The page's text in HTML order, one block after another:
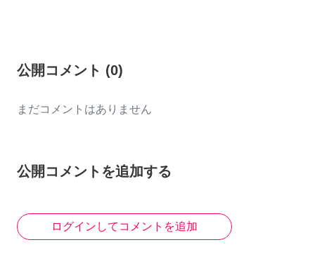
公開コメント (0)
まだコメントはありません
公開コメントを追加する
ログインしてコメントを追加